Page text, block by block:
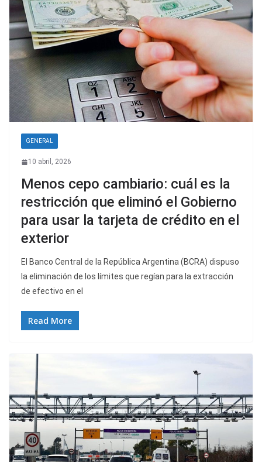
GENERAL
10 abril, 2026
Menos cepo cambiario: cuál es la
restricción que eliminó el Gobierno
para usar la tarjeta de crédito en el
exterior
El Banco Central de la República Argentina (BCRA) dispuso
la eliminación de los límites que regían para la extracción
de efectivo en el
Read More